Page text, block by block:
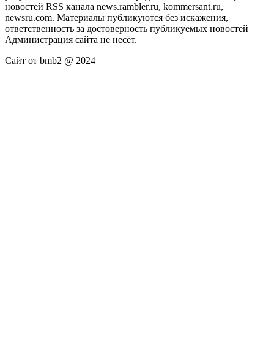
новостей RSS канала news.rambler.ru, kommersant.ru,
newsru.com. Материалы публикуются без искажения,
ответственность за достоверность публикуемых новостей
Администрация сайта не несёт.
Сайт от bmb2 @ 2024